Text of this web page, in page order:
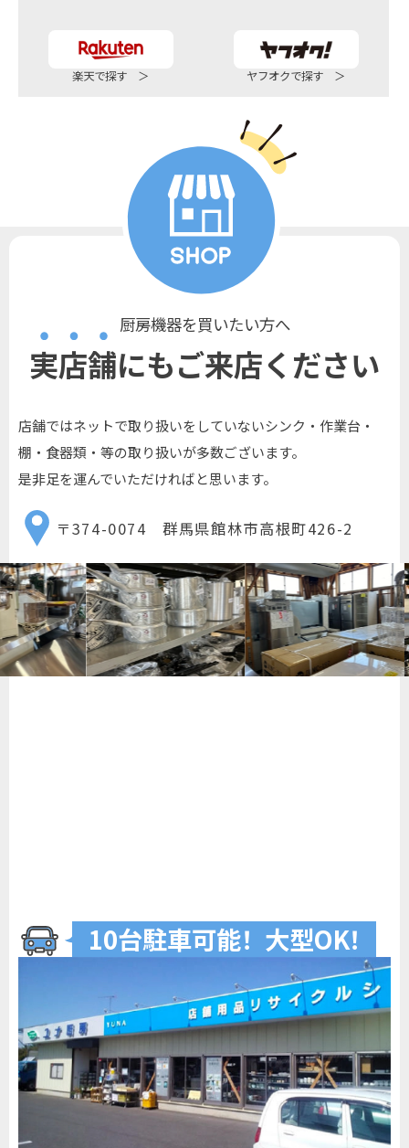
楽天で探す ＞ ヤフオクで探す ＞
厨房機器を買いたい方へ
実店舗にもご来店ください
店舗ではネットで取り扱いをしていないシンク・作業台・
棚・食器類・等の取り扱いが多数ございます。
是非足を運んでいただければと思います。
〒374-0074 群馬県館林市高根町426-2
10台駐車可能！ 大型OK！